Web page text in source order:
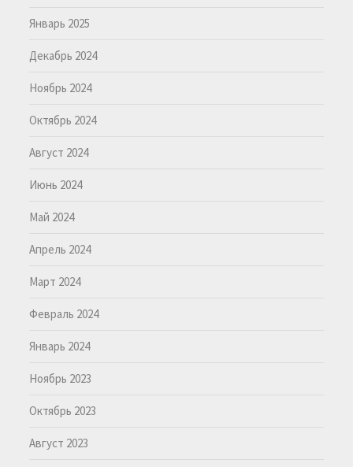
Январь 2025
Декабрь 2024
Ноябрь 2024
Октябрь 2024
Август 2024
Июнь 2024
Май 2024
Апрель 2024
Март 2024
Февраль 2024
Январь 2024
Ноябрь 2023
Октябрь 2023
Август 2023